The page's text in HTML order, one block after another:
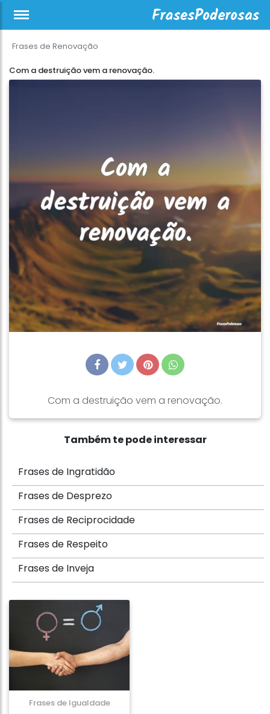
Frases de Renovação
Com a destruição vem a renovação.
Com a destruição vem a renovação.
Também te pode interessar
Frases de Ingratidão
Frases de Desprezo
Frases de Reciprocidade
Frases de Respeito
Frases de Inveja
Frases de Igualdade